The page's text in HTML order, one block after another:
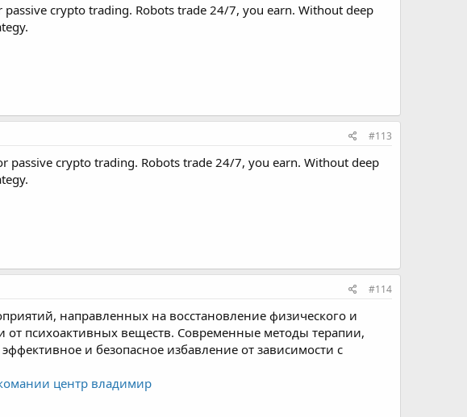
passive crypto trading. Robots trade 24/7, you earn. Without deep
#113
passive crypto trading. Robots trade 24/7, you earn. Without deep
#114
направленных на восстановление физического и
психоактивных веществ. Современные методы терапии,
и безопасное избавление от зависимости с
центр владимир